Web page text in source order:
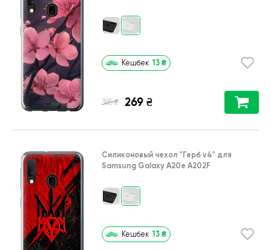
Кешбек 13 ₴
385 ₴ 269 ₴
Силиконовый чехол "Герб v4" для
Samsung Galaxy A20e A202F
Кешбек 13 ₴